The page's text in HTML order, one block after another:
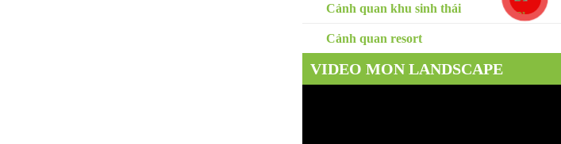
Cảnh quan khu sinh thái
Cảnh quan resort
VIDEO MON LANDSCAPE